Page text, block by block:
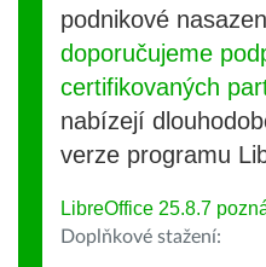
podnikové
doporučujeme
certifikovaných
nabízejí
verze programu
LibreOffice 25.8.7
Doplňkové stažení: